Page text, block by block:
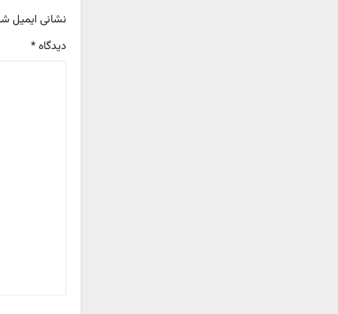
نشانی ایمیل
دیدگاه*